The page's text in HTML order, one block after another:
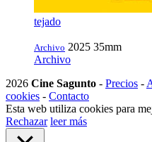
tejado
Archivo 2025 35mm
Archivo
2026 Cine Sagunto - Precios -
cookies - Contacto
Esta web utiliza cookies para
Rechazar leer más